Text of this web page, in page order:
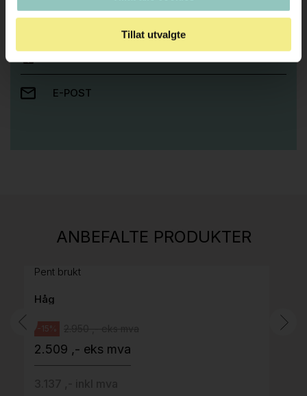
Tillat utvalgte
Ta kontakt med oss så hjelper vi deg!
E-POST
ANBEFALTE PRODUKTER
H05 5600 Swingback-armlene Mørk
Pent brukt
Håg
-15%
2.509 ,- eks mva